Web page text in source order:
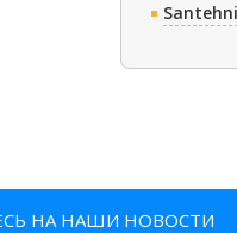
НА НАШИ НОВОСТИ